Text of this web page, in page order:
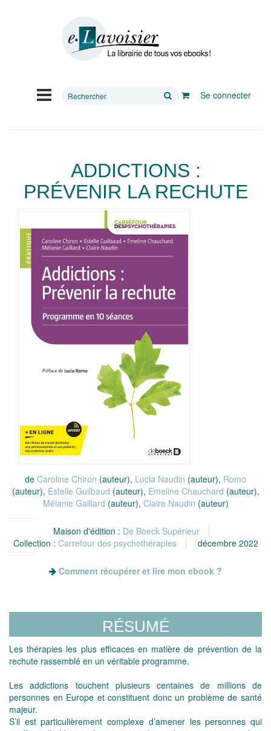
Rechercher
Se connecter
ADDICTIONS :
PRÉVENIR LA RECHUTE
de Caroline Chiron (auteur), Lucia Naudin (auteur), Romo
(auteur), Estelle Guilbaud (auteur), Emeline Chauchard (auteur),
Mélanie Gaillard (auteur), Claire Naudin (auteur)
Maison d'édition : De Boeck Supérieur
Collection : Carrefour des psychothérapies décembre 2022
Comment récupérer et lire mon ebook ?
RÉSUMÉ
Les thérapies les plus efficaces en matière de prévention de la
rechute rassemblé en un véritable programme.
Les addictions touchent plusieurs centaines de millions de
personnes en Europe et constituent donc un problème de santé
majeur.
S’il est particulièrement complexe d’amener les personnes qui